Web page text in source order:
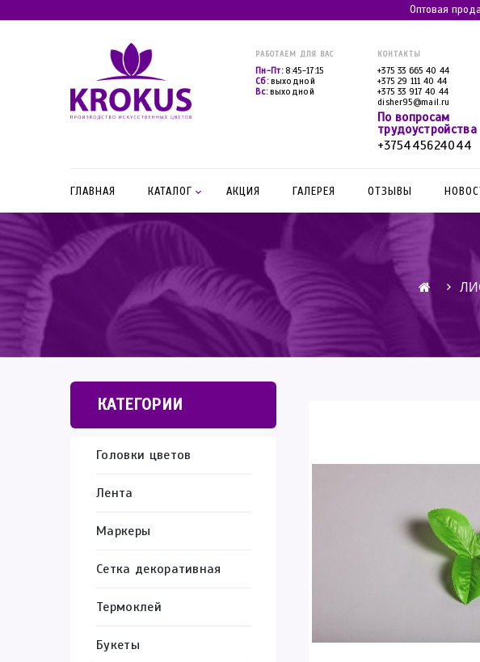
Оптовая
РАБОТАЕМ ДЛЯ ВАС
Пн-Пт: 8:45-17:15
Сб:выходной
Вс:выходной
КОНТАКТЫ
+375 33 665 40 44
+375 29 111 40 44
+375 33 917 40 44
disher95@mail.ru
По вопросам
трудоустройства
+375445624044
ГЛАВНАЯ КАТАЛОГ АКЦИЯ ГАЛЕРЕЯ ОТЗЫВЫ
КАТЕГОРИИ
Головки цветов
Лента
Маркеры
Сетка декоративная
Термоклей
Букеты